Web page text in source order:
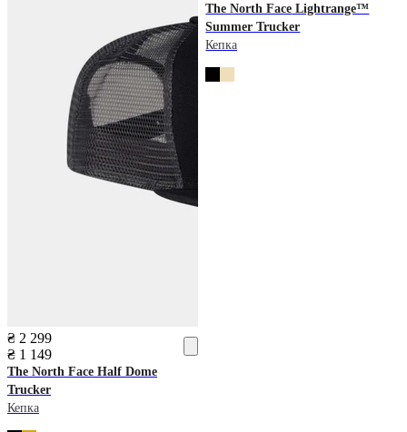
₴ 2 299
₴ 1 149
The North Face Half Dome
Trucker
Кепка
The North Face Lightrange™
Summer Trucker
Кепка